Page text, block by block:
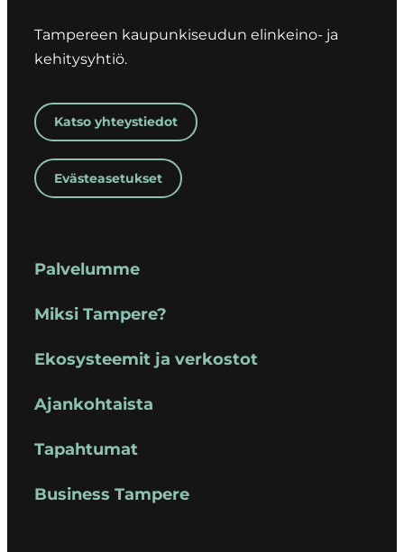
Tampereen kaupunkiseudun elinkeino- ja
kehitysyhtiö.
Katso yhteystiedot
Evästeasetukset
Palvelumme
Miksi Tampere?
Ekosysteemit ja verkostot
Ajankohtaista
Tapahtumat
Business Tampere